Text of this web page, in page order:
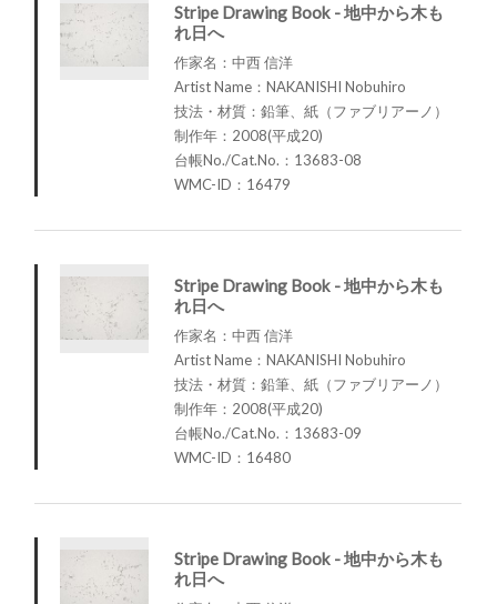
Stripe Drawing Book - 地中から木も
れ日へ
作家名：中西 信洋
Artist Name：NAKANISHI Nobuhiro
技法・材質：鉛筆、紙（ファブリアーノ）
制作年：2008(平成20)
台帳No./Cat.No.：13683-08
WMC-ID：16479
Stripe Drawing Book - 地中から木も
れ日へ
作家名：中西 信洋
Artist Name：NAKANISHI Nobuhiro
技法・材質：鉛筆、紙（ファブリアーノ）
制作年：2008(平成20)
台帳No./Cat.No.：13683-09
WMC-ID：16480
Stripe Drawing Book - 地中から木も
れ日へ